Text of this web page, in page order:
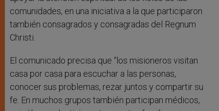
comunidades, en una iniciativa a la que participaron
también consagrados y consagradas del Regnum
Christi.
El comunicado precisa que “los misioneros visitan
casa por casa para escuchar a las personas,
conocer sus problemas, rezar juntos y compartir su
fe. En muchos grupos también participan médicos,